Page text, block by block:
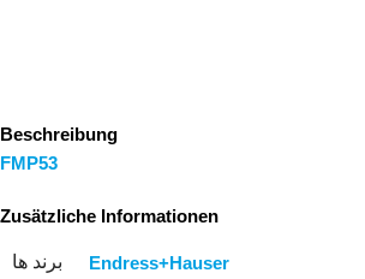
Beschreibung
FMP53
Zusätzliche Informationen
برند ها Endress+Hauser